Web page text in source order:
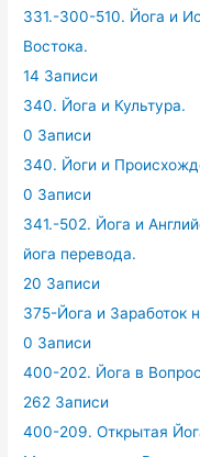
331.-300-510. Йога и
Востока.
14 Записи
340. Йога и Культура.
0 Записи
340. Йоги и
0 Записи
341.-502. Йога и
йога перевода.
20 Записи
375-Йога и Заработок
0 Записи
400-202. Йога в
262 Записи
400-209. Открытая